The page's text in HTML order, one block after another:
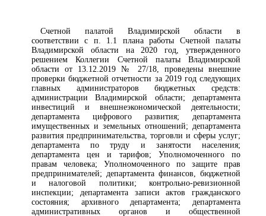
Счетной палатой Владимирской области в
соответствии с п. 1.1 плана работы Счетной палаты
Владимирской области на 2020 год, утвержденного
решением Коллегии Счетной палаты Владимирской
области от 13.12.2019 № 27/18, проведены внешние
проверки бюджетной отчетности за 2019 год следующих
главных администраторов бюджетных средств:
администрации Владимирской области; департамента
инвестиций и внешнеэкономической деятельности;
департамента цифрового развития; департамента
имущественных и земельных отношений; департамента
развития предпринимательства, торговли и сферы услуг;
департамента по труду и занятости населения;
департамента цен и тарифов; Уполномоченного по
правам человека; Уполномоченного по защите прав
предпринимателей; департамента финансов, бюджетной
и налоговой политики; контрольно-ревизионной
инспекции; департамента записи актов гражданского
состояния; архивного департамента; департамента
административных органов и общественной